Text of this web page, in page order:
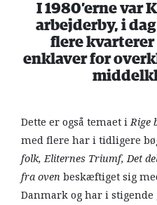
I 1980’erne var
arbejderby, i
flere
enklaver for
Dette er også temaet iRige
med flere har i tidligere
folk, Eliternes Triumf, Det
fra ovenbeskæftiget sig
Danmark og har i